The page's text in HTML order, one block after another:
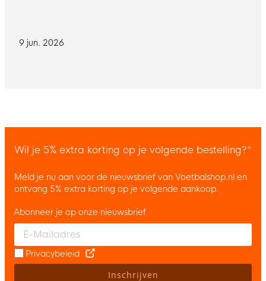
9 jun. 2026
Wil je 5% extra korting op je volgende bestelling?*
Meld je nu aan voor de nieuwsbrief van Voetbalshop.nl en
ontvang 5% extra korting op je volgende aankoop.
Enter your email and accept the privacy policy to subscribe to
Abonneer je op onze nieuwsbrief
Privacybeleid
Inschrijven